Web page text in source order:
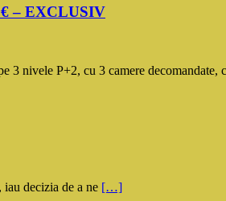
– EXCLUSIV
nivele P+2, cu 3 camere decomandate,
decizia de a ne […]